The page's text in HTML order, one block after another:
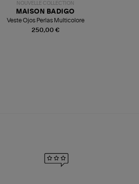
NOUVELLE COLLECTION
250,00 €
MAISON BADIGO
Veste Ojos Perlas Multicolore